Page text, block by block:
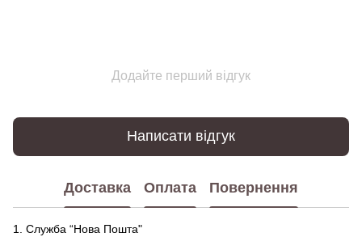
Додайте перший відгук
Написати відгук
Доставка Оплата Повернення
1. Служба “Нова Пошта"